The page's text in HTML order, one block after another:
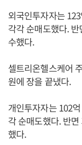
외국인투자자는
각각 순매도했다.
수했다.
셀트리온헬스케어
원에 장을 끝냈다.
개인투자자는 102
각 순매도했다. 반
했다.